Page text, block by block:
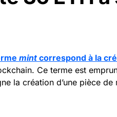
mint correspond à la
Ce terme est
la création d’une pièce de